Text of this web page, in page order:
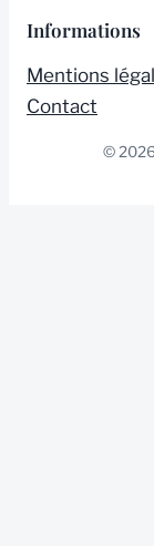
Informations
Mentions
Contact
©